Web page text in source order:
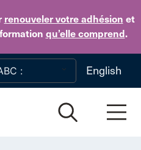
renouveler votre adhésion et
qu’elle comprend.
Skip to main content
English